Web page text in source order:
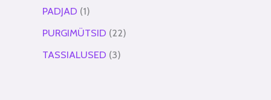
PADJAD 1
PURGIMÜTSID 22
TASSIALUSED 3